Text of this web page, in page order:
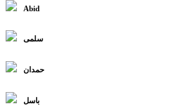
Abid
سلمى
حمدان
باسل